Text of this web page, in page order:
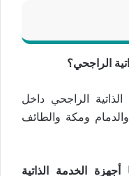
الراجحي؟
الراجحي داخل
والدمام ومكة والطائف
الخدمة الذاتية